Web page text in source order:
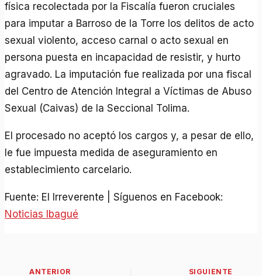
física recolectada por la Fiscalía fueron cruciales
para imputar a Barroso de la Torre los delitos de acto
sexual violento, acceso carnal o acto sexual en
persona puesta en incapacidad de resistir, y hurto
agravado. La imputación fue realizada por una fiscal
del Centro de Atención Integral a Víctimas de Abuso
Sexual (Caivas) de la Seccional Tolima.
El procesado no aceptó los cargos y, a pesar de ello,
le fue impuesta medida de aseguramiento en
establecimiento carcelario.
Fuente: El Irreverente | Síguenos en Facebook:
Noticias Ibagué